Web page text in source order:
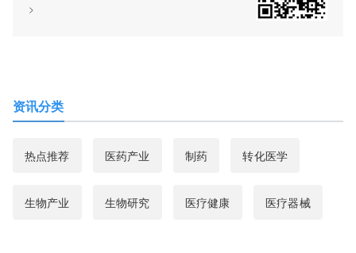
>
资讯分类
热点推荐 医药产业 制药 转化医学
生物产业 生物研究 医疗健康 医疗器械